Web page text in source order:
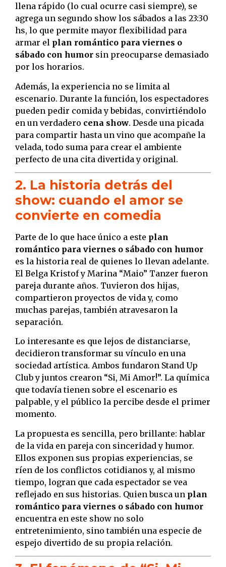
llena rápido (lo cual ocurre casi siempre), se
agrega un segundo show los sábados a las 23:30
hs, lo que permite mayor flexibilidad para
armar el plan romántico para viernes o
sábado con humor sin preocuparse demasiado
por los horarios.
Además, la experiencia no se limita al
escenario. Durante la función, los espectadores
pueden pedir comida y bebidas, convirtiéndolo
en un verdadero cena show. Desde una picada
para compartir hasta un vino que acompañe la
velada, todo suma para crear el ambiente
perfecto de una cita divertida y original.
2. La historia detrás del
show: cuando el amor se
convierte en comedia
Parte de lo que hace único a este plan
romántico para viernes o sábado con humor
es la historia real de quienes lo llevan adelante.
El Belga Kristof y Marina “Maio” Tanzer fueron
pareja durante años. Tuvieron dos hijas,
compartieron proyectos de vida y, como
muchas parejas, también atravesaron la
separación.
Lo interesante es que lejos de distanciarse,
decidieron transformar su vínculo en una
sociedad artística. Ambos fundaron Stand Up
Club y juntos crearon “Si, Mi Amor!”. La química
que todavía tienen sobre el escenario es
palpable, y el público la percibe desde el primer
momento.
La propuesta es sencilla, pero brillante: hablar
de la vida en pareja con sinceridad y humor.
Ellos exponen sus propias experiencias, se
ríen de los conflictos cotidianos y, al mismo
tiempo, logran que cada espectador se vea
reflejado en sus historias. Quien busca un plan
romántico para viernes o sábado con humor
encuentra en este show no solo
entretenimiento, sino también una especie de
espejo divertido de su propia relación.